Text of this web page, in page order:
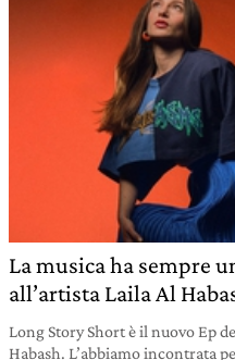
La musica ha sempre
all’artista Laila Al
Long Story Short è il nuovo Ep
Habash. L’abbiamo incontrata